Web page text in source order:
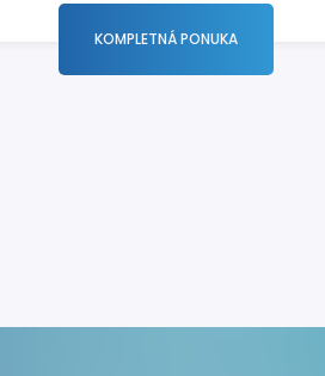
KOMPLETNÁ PONUKA